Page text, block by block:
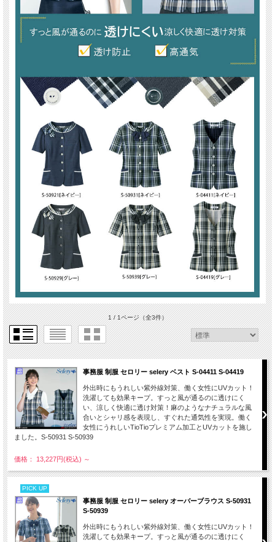
1 / 1ページ（全3件）
事務服 制服 セロリー selery ベスト S-04411 S-04419
外出時にもうれしい紫外線対策、働く女性にUVカット！
洗濯しても効果キープ。すっと風が通るのに透けにく
い、涼しく快適に透け対策！麻のようなナチュラルな風
合いとシャリ感を表現し、すぐれた通気性を実現。働く
女性にうれしいTioTioプレミアム加工とUVカットを施し
ました。S-50931 S-50939
価格： 13,227円(税込) ～
PICK UP
事務服 制服 セロリー selery オーバーブラウス S-50931
S-50939
外出時にもうれしい紫外線対策、働く女性にUVカット！
洗濯しても効果キープ。すっと風が通るのに透けにく